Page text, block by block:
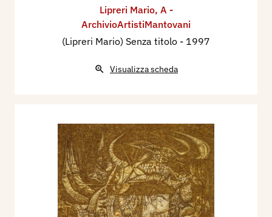
Lipreri Mario, A -
ArchivioArtistiMantovani
(Lipreri Mario) Senza titolo - 1997
Visualizza scheda